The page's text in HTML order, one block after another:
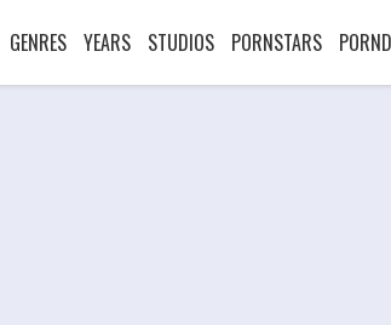
GENRES YEARS STUDIOS PORNSTARS